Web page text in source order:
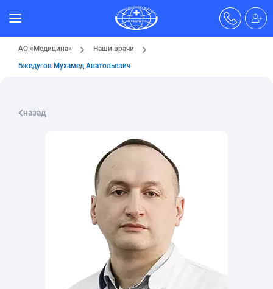
АО «Медицина»
Наши врачи
Бжедугов Мухамед Анатольевич
назад